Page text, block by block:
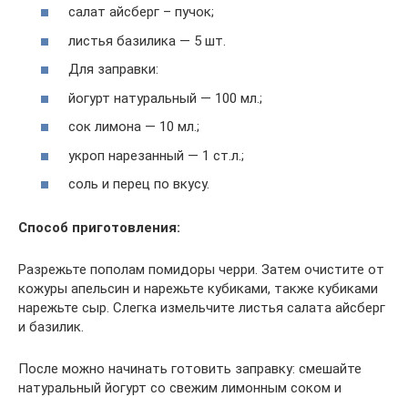
салат айсберг – пучок;
листья базилика — 5 шт.
Для заправки:
йогурт натуральный — 100 мл.;
сок лимона — 10 мл.;
укроп нарезанный — 1 ст.л.;
соль и перец по вкусу.
Способ приготовления:
Разрежьте пополам помидоры черри. Затем очистите от
кожуры апельсин и нарежьте кубиками, также кубиками
нарежьте сыр. Слегка измельчите листья салата айсберг
и базилик.
После можно начинать готовить заправку: смешайте
натуральный йогурт со свежим лимонным соком и